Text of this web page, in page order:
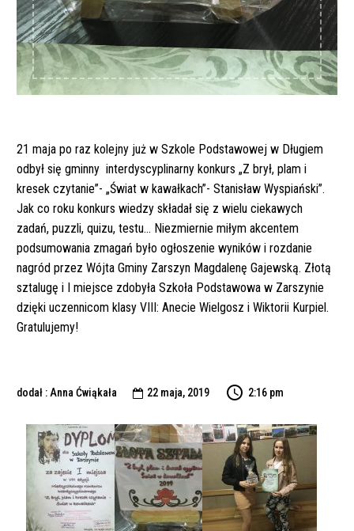
21 maja po raz kolejny już w Szkole Podstawowej w Długiem
odbył się gminny interdyscyplinarny konkurs „Z brył, plam i
kresek czytanie”- „Świat w kawałkach”- Stanisław Wyspiański”.
Jak co roku konkurs wiedzy składał się z wielu ciekawych
zadań, puzzli, quizu, testu… Niezmiernie miłym akcentem
podsumowania zmagań było ogłoszenie wyników i rozdanie
nagród przez Wójta Gminy Zarszyn Magdalenę Gajewską. Złotą
sztalugę i I miejsce zdobyła Szkoła Podstawowa w Zarszynie
dzięki uczennicom klasy VIII: Anecie Wielgosz i Wiktorii Kurpiel.
Gratulujemy!
dodał : Anna Ćwiąkała  22 maja, 2019 2:16 pm